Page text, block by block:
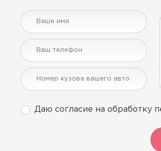
Даю согласие на обработку